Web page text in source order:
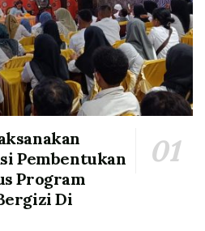
Pembentukan
Program
Di